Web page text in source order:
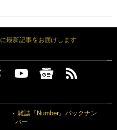
最新記事をお届けします
雑誌『Number』バックナン
バー